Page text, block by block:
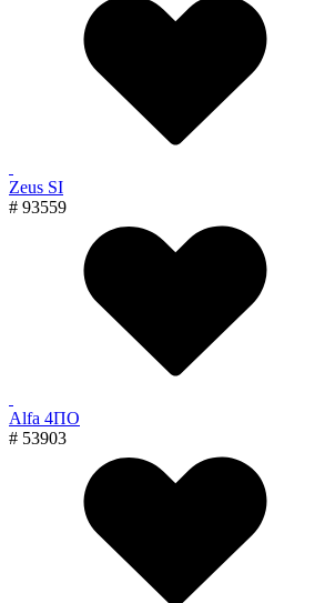
Zeus SI
# 93559
Alfa 4ПО
# 53903